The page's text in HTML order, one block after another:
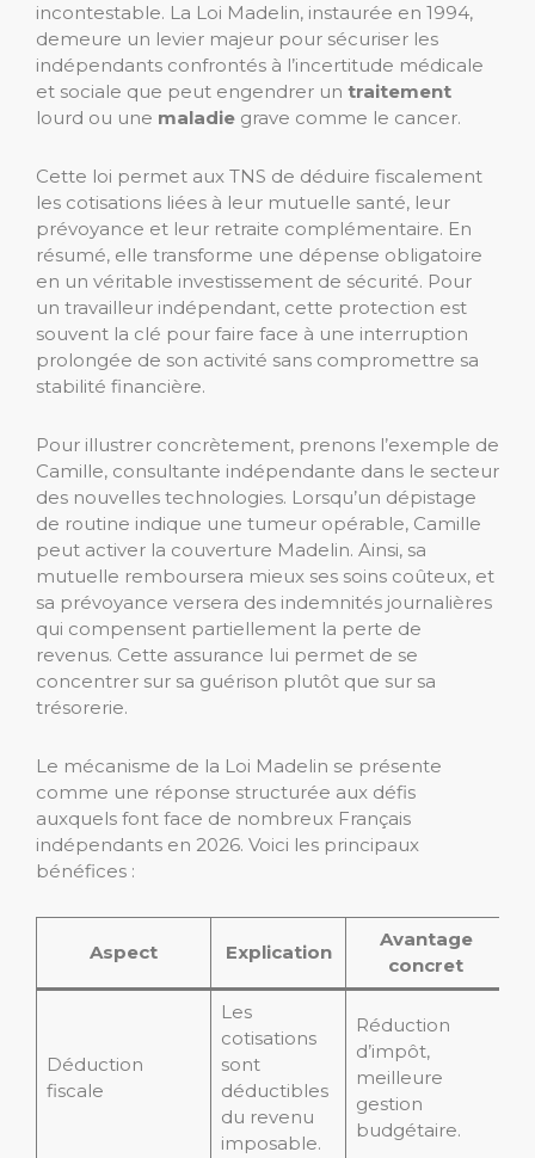
incontestable. La Loi Madelin, instaurée en 1994,
demeure un levier majeur pour sécuriser les
indépendants confrontés à l’incertitude médicale
et sociale que peut engendrer un traitement
lourd ou une maladie grave comme le cancer.
Cette loi permet aux TNS de déduire fiscalement
les cotisations liées à leur mutuelle santé, leur
prévoyance et leur retraite complémentaire. En
résumé, elle transforme une dépense obligatoire
en un véritable investissement de sécurité. Pour
un travailleur indépendant, cette protection est
souvent la clé pour faire face à une interruption
prolongée de son activité sans compromettre sa
stabilité financière.
Pour illustrer concrètement, prenons l’exemple de
Camille, consultante indépendante dans le secteur
des nouvelles technologies. Lorsqu’un dépistage
de routine indique une tumeur opérable, Camille
peut activer la couverture Madelin. Ainsi, sa
mutuelle remboursera mieux ses soins coûteux, et
sa prévoyance versera des indemnités journalières
qui compensent partiellement la perte de
revenus. Cette assurance lui permet de se
concentrer sur sa guérison plutôt que sur sa
trésorerie.
Le mécanisme de la Loi Madelin se présente
comme une réponse structurée aux défis
auxquels font face de nombreux Français
indépendants en 2026. Voici les principaux
bénéfices :
Aspect Explication
Avantage
concret
Déduction
fiscale
Les
cotisations
sont
déductibles
du revenu
imposable.
Réduction
d’impôt,
meilleure
gestion
budgétaire.